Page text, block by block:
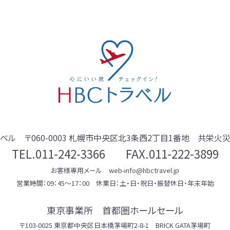
ル 〒060-0003 札幌市中央区北3条西2丁目1番地 共栄火災
TEL.011-242-3366 FAX.011-222-3899
お客様専用メール web-info@hbctravel.jp
営業時間：09：45～17：00 休業日：土・日・祝日・振替休日・年末年始
東京事業所 首都圏ホールセール
〒103-0025 東京都中央区日本橋茅場町2-8-1 BRICK GATA茅場町